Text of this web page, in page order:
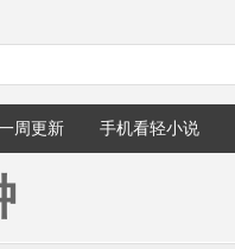
周更新 手机看轻小说